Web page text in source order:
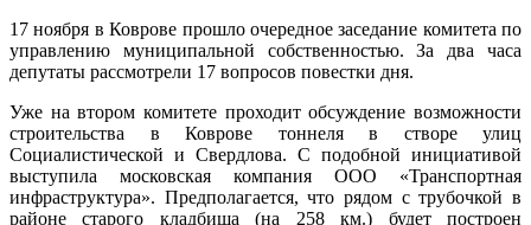
17 ноября в Коврове прошло очередное заседание комитета по
управлению муниципальной собственностью. За два часа
депутаты рассмотрели 17 вопросов повестки дня.
Уже на втором комитете проходит обсуждение возможности
строительства в Коврове тоннеля в створе улиц
Социалистической и Свердлова. С подобной инициативой
выступила московская компания ООО «Транспортная
инфраструктура». Предполагается, что рядом с трубочкой в
районе старого кладбища (на 258 км.) будет построен